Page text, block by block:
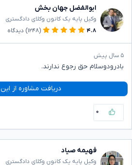
ابوالفضل جهان بخش
وکیل پایه یک کانون وکلای دادگستری
۴.۸
(۱۲۴۸) دیدگاه
۵ سال پیش
بادرودوسلام حق رجوع ندارند.
دریافت مشاوره از
۰
فهیمه صیاد
وکیل پایه یک کانون وکلای دادگستری